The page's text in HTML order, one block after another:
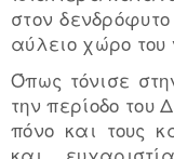
στον
αύλειο χώρο του
Όπως τόνισε
την περίοδο του
πόνο και τους